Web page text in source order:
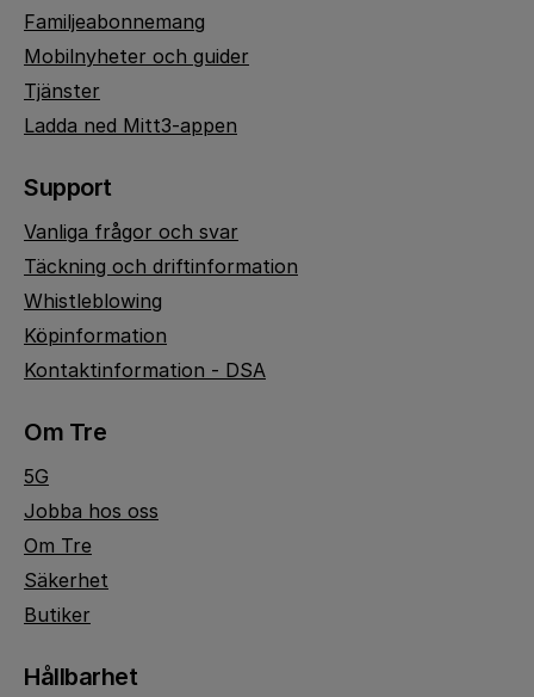
Familjeabonnemang
Mobilnyheter och guider
Tjänster
Ladda ned Mitt3-appen
Support
Vanliga frågor och svar
Täckning och driftinformation
Whistleblowing
Köpinformation
Kontaktinformation - DSA
Om Tre
5G
Jobba hos oss
Om Tre
Säkerhet
Butiker
Hållbarhet